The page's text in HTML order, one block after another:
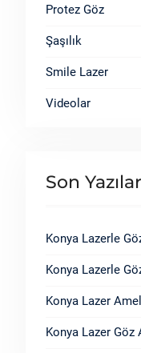
Protez Göz
Şaşılık
Smile Lazer
Videolar
Son Yazılar
Konya Lazerle
Konya Lazerle
Konya Lazer
Konya Lazer Göz